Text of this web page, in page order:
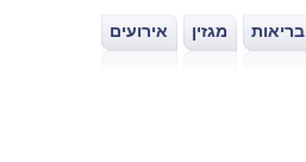
בריאות מגזין
אירועים